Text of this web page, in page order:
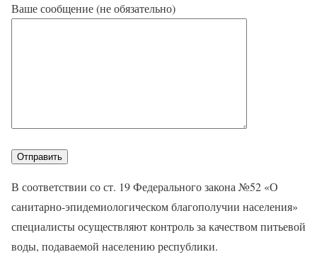
Ваше сообщение (не обязательно)
В соответствии со ст. 19 Федерального закона №52 «О
санитарно-эпидемиологическом благополучии населения»
специалисты осуществляют контроль за качеством питьевой
воды, подаваемой населению республики.